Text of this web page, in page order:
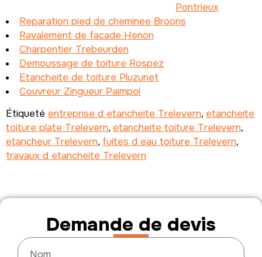
Pontrieux
Reparation pied de cheminee Broons
Ravalement de facade Henon
Charpentier Trebeurden
Demoussage de toiture Rospez
Etancheite de toiture Pluzunet
Couvreur Zingueur Paimpol
Étiqueté entreprise d etancheite Trelevern, etancheite
toiture plate Trelevern, etancheite toiture Trelevern,
etancheur Trelevern, fuites d eau toiture Trelevern,
travaux d etancheite Trelevern
Demande de devis